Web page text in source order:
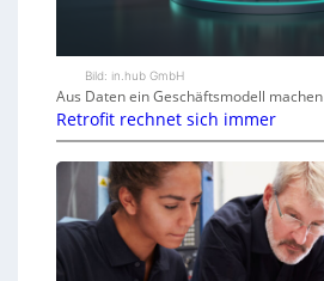
Bild: in.hub GmbH
Aus Daten ein Geschäftsmodell machen
Retrofit rechnet sich immer